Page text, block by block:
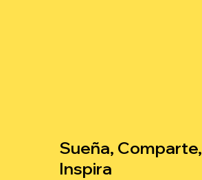
Sueña, Comparte,
Inspira